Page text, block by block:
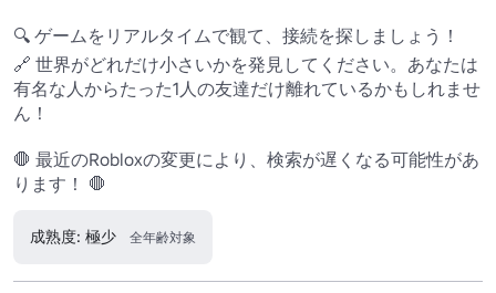
🔍 ゲームをリアルタイムで観て、接続を探しましょう！
🔗 世界がどれだけ小さいかを発見してください。あなたは
有名な人からたった1人の友達だけ離れているかもしれませ
ん！
🛑 最近のRobloxの変更により、検索が遅くなる可能性があ
ります！ 🛑
成熟度: 極少 全年齢対象